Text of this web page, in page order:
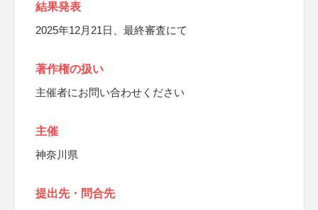
結果発表
2025年12月21日、最終審査にて
著作権の扱い
主催者にお問い合わせください
主催
神奈川県
提出先・問合先